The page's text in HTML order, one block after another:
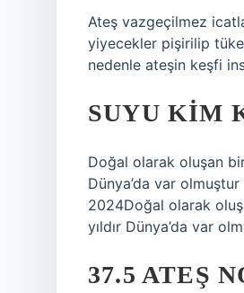
Ateş vazgeçilmez
yiyecekler pişirilip
nedenle ateşin keşfi
SUYU KIM
Doğal olarak oluşan
Dünya’da var
2024Doğal olarak
yıldır Dünya’da var
37.5 ATEŞ